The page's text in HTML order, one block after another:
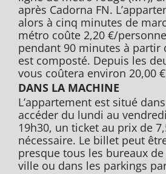
après Cadorna FN.
alors à cinq minutes de
métro coûte 2,20 €/
pendant 90 minutes à partir
est composté. Depuis les
vous coûtera environ 20,00
DANS LA MACHINE
L’appartement est situé
accéder du lundi au
19h30, un ticket au prix de
nécessaire. Le billet peut
presque tous les bureaux
ville ou dans les parkings